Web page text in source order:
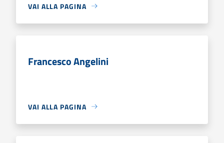
VAI ALLA PAGINA
Francesco Angelini
VAI ALLA PAGINA